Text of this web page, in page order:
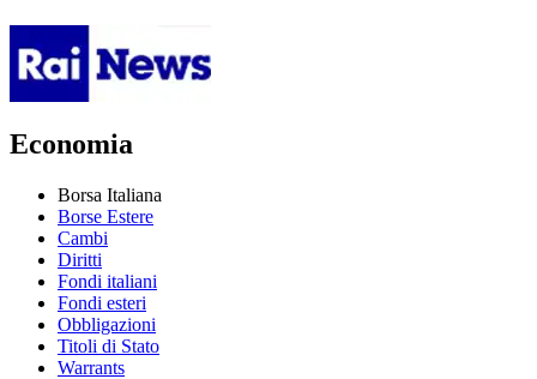
Economia
Borsa Italiana
Borse Estere
Cambi
Diritti
Fondi italiani
Fondi esteri
Obbligazioni
Titoli di Stato
Warrants